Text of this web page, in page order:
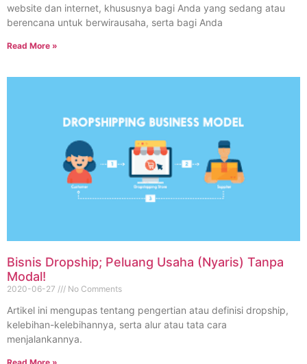
website dan internet, khususnya bagi Anda yang sedang atau
berencana untuk berwirausaha, serta bagi Anda
Read More »
Bisnis Dropship; Peluang Usaha (Nyaris) Tanpa
Modal!
2020-06-27 No Comments
Artikel ini mengupas tentang pengertian atau definisi dropship,
kelebihan-kelebihannya, serta alur atau tata cara
menjalankannya.